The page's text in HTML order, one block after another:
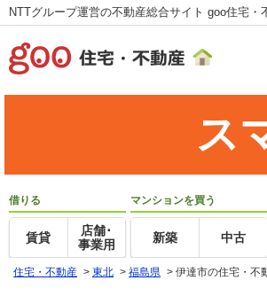
NTTグループ運営の不動産総合サイト goo住宅・
ス
借りる
賃貸
店舗･
事業用
マンションを買う
新築 中古
住宅・不動産 > 東北 > 福島県 > 伊達市の住宅・不